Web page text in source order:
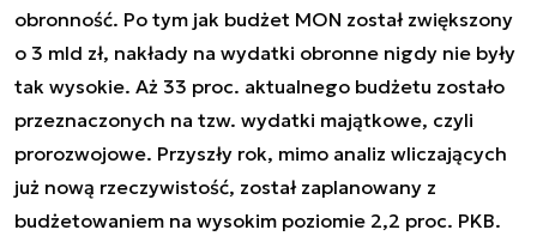
obronność. Po tym jak budżet MON został zwiększony
o 3 mld zł, nakłady na wydatki obronne nigdy nie były
tak wysokie. Aż 33 proc. aktualnego budżetu zostało
przeznaczonych na tzw. wydatki majątkowe, czyli
prorozwojowe. Przyszły rok, mimo analiz wliczających
już nową rzeczywistość, został zaplanowany z
budżetowaniem na wysokim poziomie 2,2 proc. PKB.